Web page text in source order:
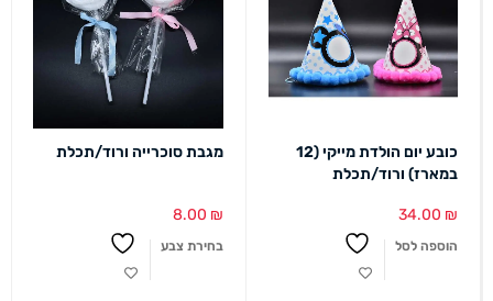
כובע יום הולדת מייקי (12
במארז) ורוד/תכלת
34.00 ₪
הוספה לסל
מגבת סוכרייה ורוד/תכלת
8.00 ₪
בחירת צבע